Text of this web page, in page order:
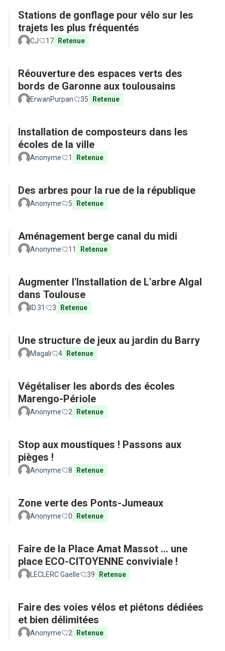
Stations de gonflage pour vélo sur les
trajets les plus fréquentés
CJ 17 Retenue
Réouverture des espaces verts des
bords de Garonne aux toulousains
ErwanPurpan 35 Retenue
Installation de composteurs dans les
écoles de la ville
Anonyme 1 Retenue
Des arbres pour la rue de la république
Anonyme 5 Retenue
Aménagement berge canal du midi
Anonyme 11 Retenue
Augmenter l'Installation de L'arbre Algal
dans Toulouse
ID.31 3 Retenue
Une structure de jeux au jardin du Barry
Magali 4 Retenue
Végétaliser les abords des écoles
Marengo-Périole
Anonyme 2 Retenue
Stop aux moustiques ! Passons aux
pièges !
Anonyme 8 Retenue
Zone verte des Ponts-Jumeaux
Anonyme 0 Retenue
Faire de la Place Amat Massot ... une
place ECO-CITOYENNE conviviale !
LECLERC Gaëlle 39 Retenue
Faire des voies vélos et piétons dédiées
et bien délimitées
Anonyme 2 Retenue